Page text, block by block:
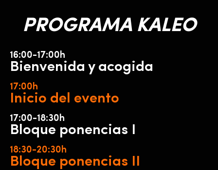
PROGRAMA KALEO
16:00-17:00h
Bienvenida y acogida
17:00h
Inicio del evento
17:00-18:30h
Bloque ponencias I
18:30-20:30h
Bloque ponencias II